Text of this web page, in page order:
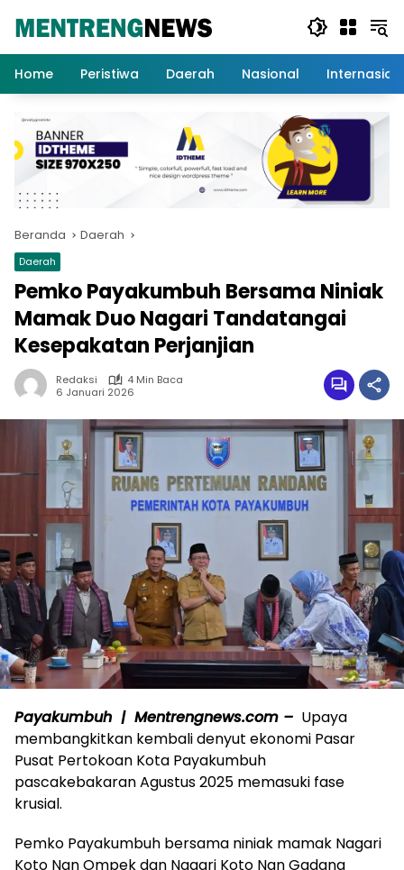
Home
Peristiwa Daerah Nasional
Beranda Daerah
Daerah
Pemko Payakumbuh Bersama Niniak
Mamak Duo Nagari Tandatangai
Kesepakatan Perjanjian
Redaksi
4 Min Baca
6 Januari 2026
Payakumbuh | Mentrengnews.com – Upaya
membangkitkan kembali denyut ekonomi Pasar
Pusat Pertokoan Kota Payakumbuh
pascakebakaran Agustus 2025 memasuki fase
krusial.
Pemko Payakumbuh bersama niniak mamak Nagari
Koto Nan Ompek dan Nagari Koto Nan Gadang